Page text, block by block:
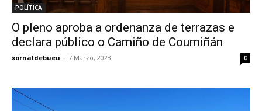
POLÍTICA
O pleno aproba a ordenanza de terrazas e
declara público o Camiño de Coumiñán
xornaldebueu - 7 Marzo, 2023 0